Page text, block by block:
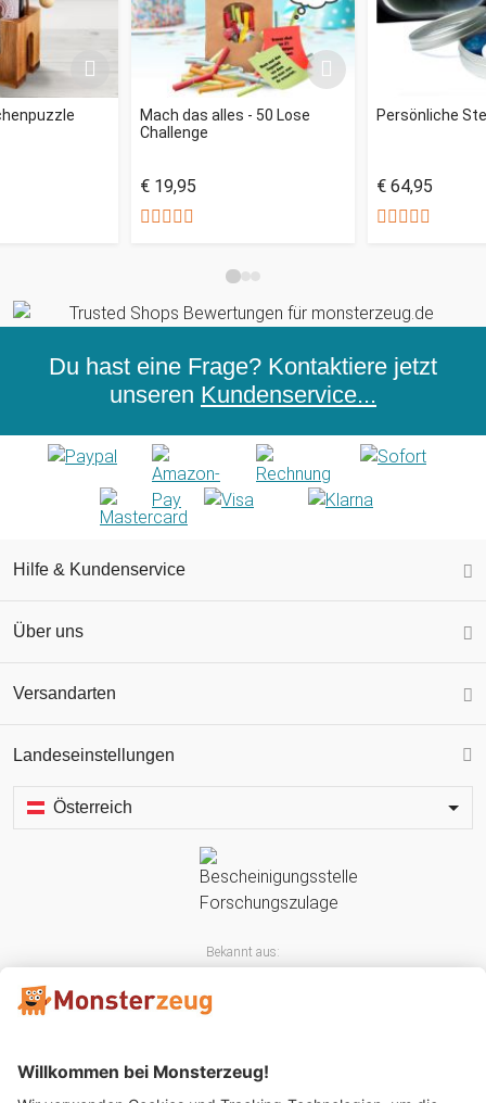
Mach das alles - 50 Lose
Challenge
€ 19,95
Persönliche
€ 64,95
Du hast eine Frage? Kontaktiere jetzt
unseren Kundenservice...
Hilfe & Kundenservice
Über uns
Versandarten
Landeseinstellungen
Österreich
Bekannt aus: